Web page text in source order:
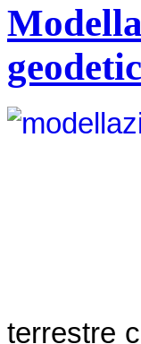
terrestre